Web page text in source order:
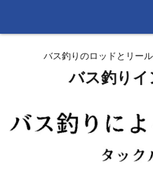
バス釣りのロッドとリー
バス釣り